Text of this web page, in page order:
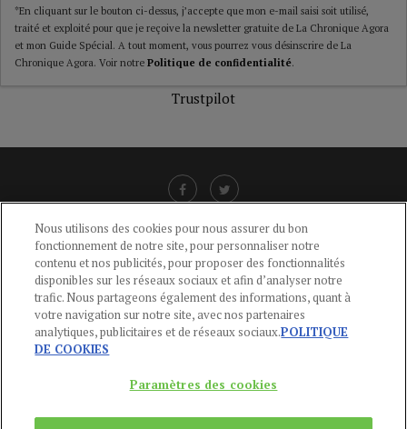
*En cliquant sur le bouton ci-dessus, j’accepte que mon e-mail saisi soit utilisé,
traité et exploité pour que je reçoive la newsletter gratuite de La Chronique Agora
et mon Guide Spécial. A tout moment, vous pourrez vous désinscrire de La
Chronique Agora. Voir notre Politique de confidentialité.
Trustpilot
LIENS UTILES
CGU-POLITIQUE DE CONFIDENTIALITÉ -POLITIQUE DES COOKIES
MENTIONS LÉGALES -AIDE
CONTACT
Du Lundi au Vendredi, 9h-13h et 14h-17h
Nous utilisons des cookies pour nous assurer du bon
fonctionnement de notre site, pour personnaliser notre
contenu et nos publicités, pour proposer des fonctionnalités
disponibles sur les réseaux sociaux et afin d’analyser notre
trafic. Nous partageons également des informations, quant à
votre navigation sur notre site, avec nos partenaires
analytiques, publicitaires et de réseaux sociaux.POLITIQUE
DE COOKIES
Paramètres des cookies